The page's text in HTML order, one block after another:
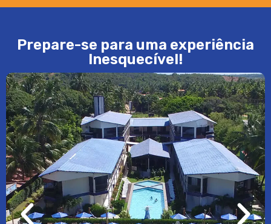
Prepare-se para uma experiência
Inesquecível!